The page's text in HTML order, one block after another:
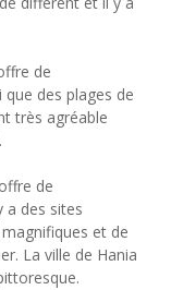
de
des plages de
très agréable
de
a des sites
et de
La ville de Hania